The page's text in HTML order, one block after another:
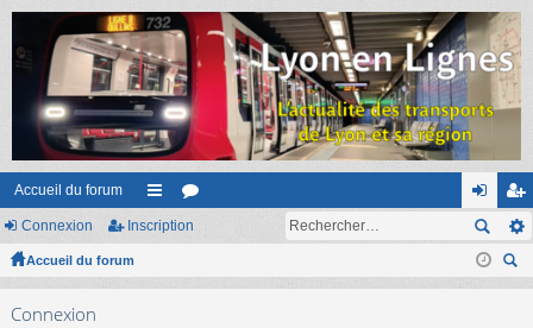
Accueil du forum
ac or on
ne
ns
cri
Connexion Inscription
Accueil du forum
ec
Connexion